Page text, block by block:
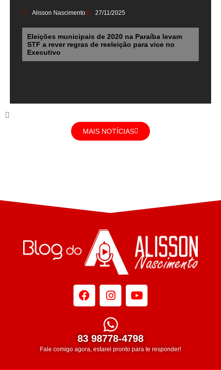
Alisson Nascimento 27/11/2025
Eleições municipais de 2020 na Paraíba levam
STF a rever regras de reeleição para vice no
Executivo
MAIS NOTÍCIAS
83 98778-4798
Fale comigo agora, estarei pronto para te responder!